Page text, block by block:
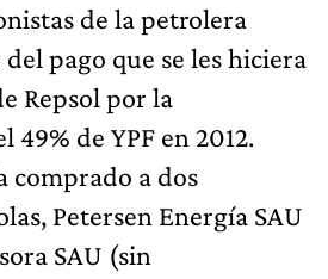
de la petrolera
pago que se les hiciera
Repsol por la
49% de YPF en 2012.
comprado a dos
Petersen Energía SAU
SAU (sin